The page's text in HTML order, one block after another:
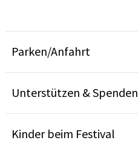
Parken/Anfahrt
Unterstützen & Spenden
Kinder beim Festival